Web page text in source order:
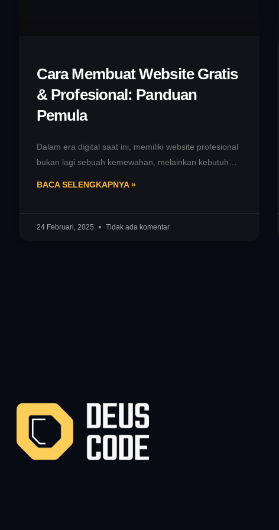
Cara Membuat Website Gratis
& Profesional: Panduan
Pemula
Dalam era digital saat ini, memiliki website profesional
bukan lagi sebuah kemewahan, melainkan kebutuhan.
BACA SELENGKAPNYA »
24 Februari, 2025 Tidak ada komentar